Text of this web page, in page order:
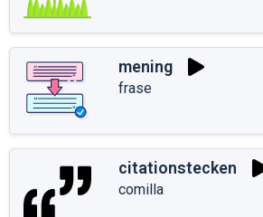
mening
frase
citationstecken
comilla